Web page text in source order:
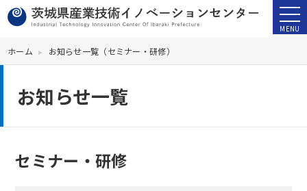
ホーム お知らせ一覧（セミナー・研修）
お知らせ一覧
セミナー・研修